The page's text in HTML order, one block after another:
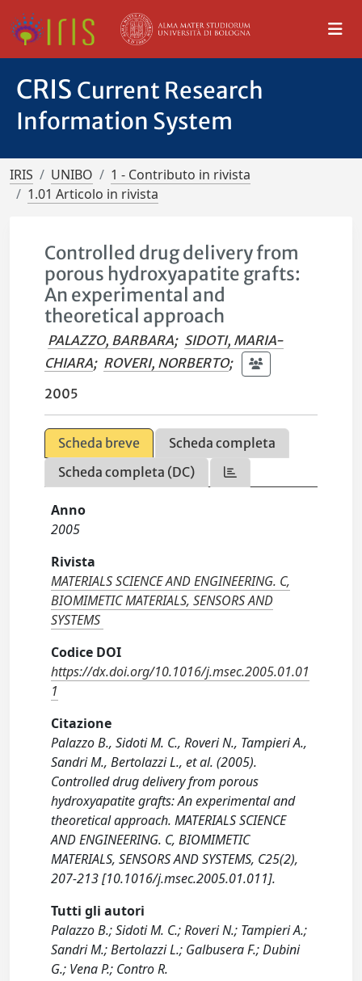
CRIS Current Research
Information System
IRIS UNIBO
1 - Contributo in rivista
1.01 Articolo in rivista
Controlled drug delivery from
porous hydroxyapatite grafts:
An experimental and
theoretical approach
PALAZZO, BARBARA; SIDOTI, MARIA-
CHIARA; ROVERI, NORBERTO;
2005
Scheda breve
Scheda completa
Scheda completa (DC)
Anno
2005
Rivista
MATERIALS SCIENCE AND ENGINEERING. C,
BIOMIMETIC MATERIALS, SENSORS AND
SYSTEMS
Codice DOI
https://dx.doi.org/10.1016/j.msec.2005.01.01
1
Citazione
Palazzo B., Sidoti M. C., Roveri N., Tampieri A.,
Sandri M., Bertolazzi L., et al. (2005).
Controlled drug delivery from porous
hydroxyapatite grafts: An experimental and
theoretical approach. MATERIALS SCIENCE
AND ENGINEERING. C, BIOMIMETIC
MATERIALS, SENSORS AND SYSTEMS, C25(2),
207-213 [10.1016/j.msec.2005.01.011].
Tutti gli autori
Palazzo B.; Sidoti M. C.; Roveri N.; Tampieri A.;
Sandri M.; Bertolazzi L.; Galbusera F.; Dubini
G.; Vena P.; Contro R.